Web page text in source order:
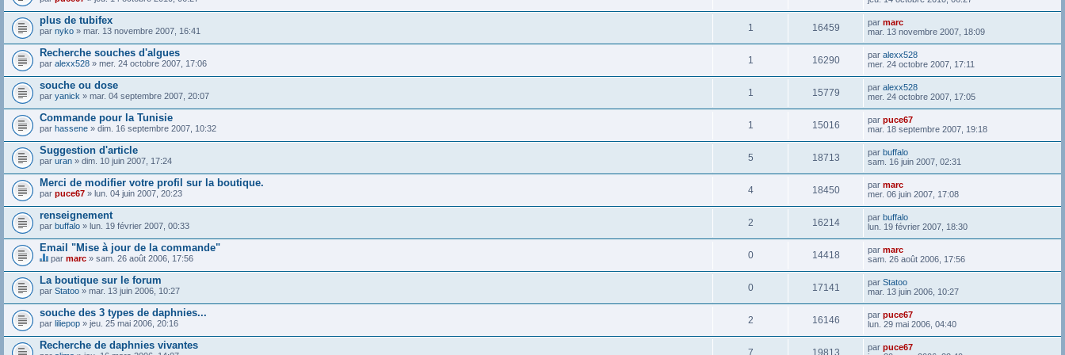
plus de tubifex
par nyko » mar. 13 novembre 2007, 16:41 1 16459 par marc
mar. 13 novembre 2007, 18:09
Recherche souches d'algues
par alexx528 » mer. 24 octobre 2007, 17:06 1 16290 par alexx528
mer. 24 octobre 2007, 17:11
souche ou dose
par yanick » mar. 04 septembre 2007, 20:07 1 15779 par alexx528
mer. 24 octobre 2007, 17:05
Commande pour la Tunisie
par hassene » dim. 16 septembre 2007, 10:32 1 15016 par puce67
mar. 18 septembre 2007, 19:18
Suggestion d'article
par uran » dim. 10 juin 2007, 17:24 5 18713 par buffalo
sam. 16 juin 2007, 02:31
Merci de modifier votre profil sur la boutique.
par puce67 » lun. 04 juin 2007, 20:23 4 18450 par marc
mer. 06 juin 2007, 17:08
renseignement
par buffalo » lun. 19 février 2007, 00:33 2 16214 par buffalo
lun. 19 février 2007, 18:30
Email "Mise à jour de la commande"
C
e
s
u
j
e
t
u
n
par marc » sam. 26 août 2006, 17:56 0 14418 par marc
sam. 26 août 2006, 17:56
La boutique sur le forum
par Statoo » mar. 13 juin 2006, 10:27 0 17141 par Statoo
mar. 13 juin 2006, 10:27
souche des 3 types de daphnies...
par liliepop » jeu. 25 mai 2006, 20:16 2 16146 par puce67
lun. 29 mai 2006, 04:40
Recherche de daphnies vivantes
7 19813 par puce67